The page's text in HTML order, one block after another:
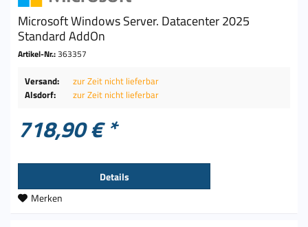
Microsoft Windows Server. Datacenter 2025
Standard AddOn
Artikel-Nr.:363357
Versand:
zur Zeit nicht lieferbar
Alsdorf:
zur Zeit nicht lieferbar
718,90 € *
Details
Merken